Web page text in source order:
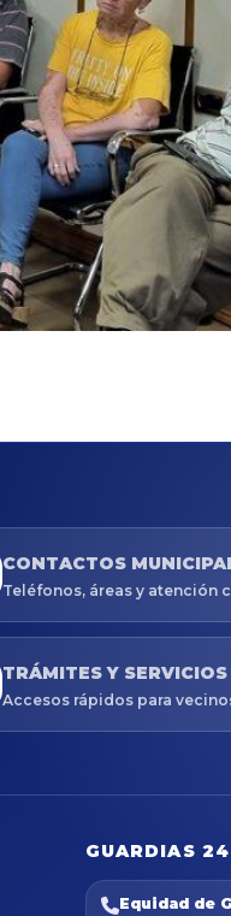
CONTACTOS
Teléfonos, áreas y atención
TRÁMITES Y SERVICIOS
Accesos rápidos para
GUARDIAS
Equidad de